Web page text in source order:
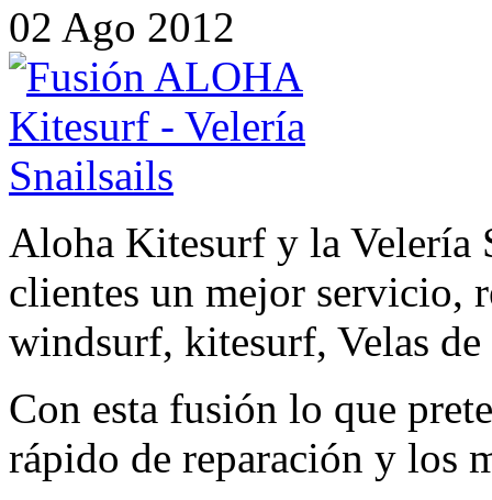
02 Ago 2012
Aloha Kitesurf y la Velería
clientes un mejor servicio,
windsurf, kitesurf, Velas
Con esta fusión lo que
rápido de reparación y los